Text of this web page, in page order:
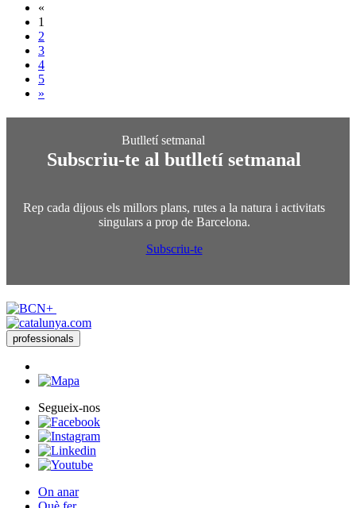
«
1
2
3
4
5
»
Subscriu-te al butlletí setmanal
Rep cada dijous els millors plans, rutes a la natura i activitats
singulars a prop de Barcelona.
Subscriu-te
professionals
Segueix-nos
On anar